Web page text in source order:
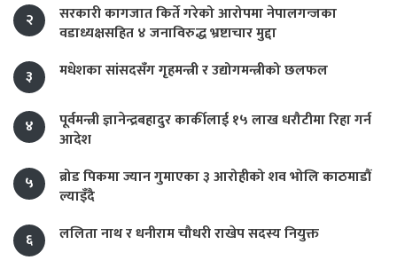
२
सरकारी कागजात किर्ते गरेको आरोपमा नेपालगन्जका
वडाध्यक्षसहित ४ जनाविरुद्ध भ्रष्टाचार मुद्दा
३
मधेशका सांसदसँग गृहमन्त्री र उद्योगमन्त्रीको छलफल
४
पूर्वमन्त्री ज्ञानेन्द्रबहादुर कार्कीलाई १५ लाख धरौटीमा रिहा गर्न
आदेश
५
ब्रोड पिकमा ज्यान गुमाएका ३ आरोहीको शव भोलि काठमाडौं
ल्याइँदै
६
ललिता नाथ र धनीराम चौधरी राखेप सदस्य नियुक्त